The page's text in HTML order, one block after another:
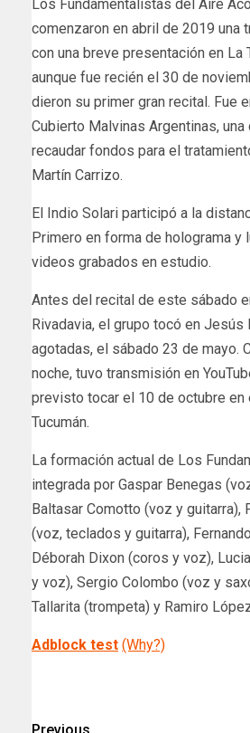
Los Fundamentalistas del Aire
comenzaron en abril de 2019 una
con una breve presentación en La
aunque fue recién el 30 de
dieron su primer gran recital. Fue
Cubierto Malvinas Argentinas, una
recaudar fondos para el
Martín Carrizo.
El Indio Solari participó a la
Primero en forma de holograma y
videos grabados en estudio.
Antes del recital de este sábado
Rivadavia, el grupo tocó en Jesús
agotadas, el sábado 23 de mayo.
noche, tuvo transmisión en
previsto tocar el 10 de octubre en
Tucumán.
La formación actual de Los
integrada por Gaspar Benegas
Baltasar Comotto (voz y guitarra),
(voz, teclados y guitarra),
Déborah Dixon (coros y voz),
y voz), Sergio Colombo (voz y
Tallarita (trompeta) y Ramiro
Adblock test (Why?)
Previous